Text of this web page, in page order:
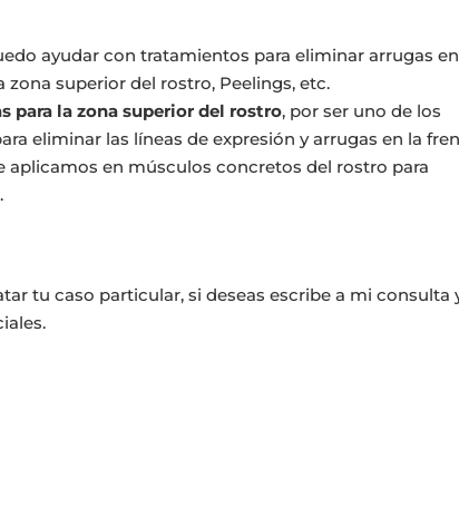
ayudar con tratamientos para eliminar arrugas en
superior del rostro, Peelings, etc.
para la zona superior del rostro, por ser uno de los
eliminar las líneas de expresión y arrugas en la
en músculos concretos del rostro para
tu caso particular, si deseas escribe a mi consulta